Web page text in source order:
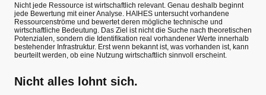
Nicht jede Ressource ist wirtschaftlich relevant. Genau deshalb beginnt
jede Bewertung mit einer Analyse. HAIHES untersucht vorhandene
Ressourcenströme und bewertet deren mögliche technische und
wirtschaftliche Bedeutung. Das Ziel ist nicht die Suche nach theoretischen
Potenzialen, sondern die Identifikation real vorhandener Werte innerhalb
bestehender Infrastruktur. Erst wenn bekannt ist, was vorhanden ist, kann
beurteilt werden, ob eine Nutzung wirtschaftlich sinnvoll erscheint.
Nicht alles lohnt sich.